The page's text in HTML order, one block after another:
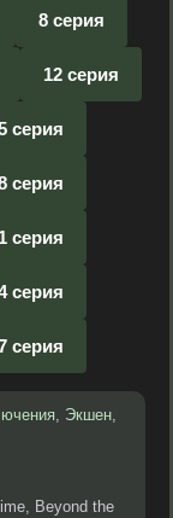
8 серия
12 серия
серия
серия
серия
серия
серия
, Экшен,
Beyond the